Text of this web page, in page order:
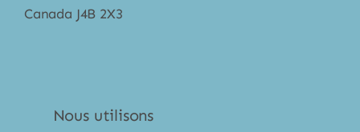
Canada J4B 2X3
Nous utilisons